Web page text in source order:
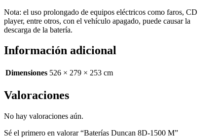
Nota: el uso prolongado de equipos eléctricos como faros, CD
player, entre otros, con el vehículo apagado, puede causar la
descarga de la batería.
Información adicional
Dimensiones 526 × 279 × 253 cm
Valoraciones
No hay valoraciones aún.
Sé el primero en valorar “Baterías Duncan 8D-1500 M”